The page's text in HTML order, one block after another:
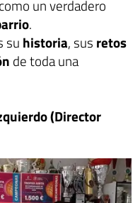
un verdadero
.
su historia, sus retos
de toda una
(Director